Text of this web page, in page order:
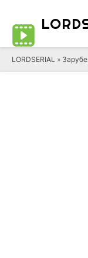
LORD
LORDSERIAL »